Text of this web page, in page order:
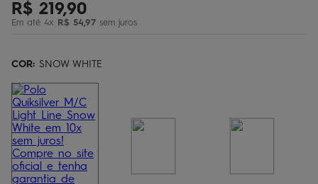
R$ 219,90
Em até 4x R$ 54,97 sem juros
COR: SNOW WHITE
5º bermuda
7 º jaqueta
8º
9 º chinelo
10º calça